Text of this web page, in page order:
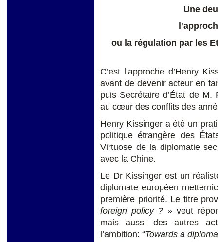
Une
ou la régulation par les
C’est l’approche d’Henry
avant de devenir acteur en
puis Secrétaire d’État de
au cœur des conflits des
Henry Kissinger a été un
politique étrangère des
Virtuose de la diplomatie
avec la Chine.
Le Dr Kissinger est un
diplomate européen
première priorité. Le titre
foreign policy ? » veut
mais aussi des autres
l’ambition: “Towards a